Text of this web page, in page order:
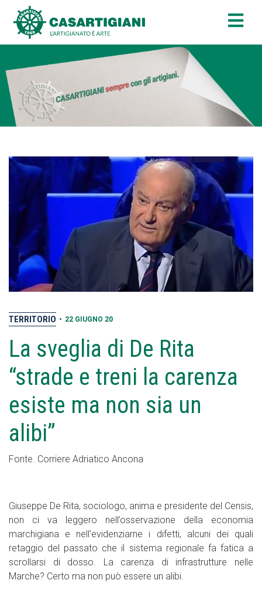
TERRITORIO • 22 GIUGNO 20
La sveglia di De Rita
“strade e treni la carenza
esiste ma non sia un
alibi”
Fonte. Corriere Adriatico Ancona
Giuseppe De Rita, sociologo, anima e presidente del Censis,
non ci va leggero nell’osservazione della economia
marchigiana e nell’evidenziarne i difetti, alcuni dei quali
retaggio del passato che il sistema regionale fa fatica a
scrollarsi di dosso. La carenza di infrastrutture nelle
Marche? Certo ma non può essere un alibi.